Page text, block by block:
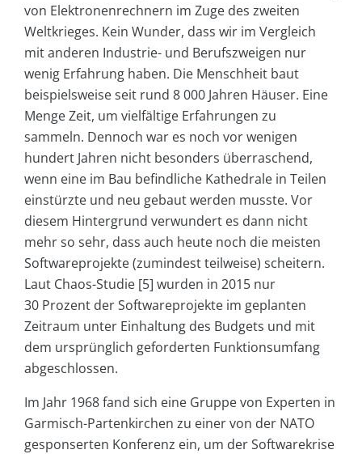
von Elektronenrechnern im Zuge des zweiten
Weltkrieges. Kein Wunder, dass wir im Vergleich
mit anderen Industrie- und Berufszweigen nur
wenig Erfahrung haben. Die Menschheit baut
beispielsweise seit rund 8 000 Jahren Häuser. Eine
Menge Zeit, um vielfältige Erfahrungen zu
sammeln. Dennoch war es noch vor wenigen
hundert Jahren nicht besonders überraschend,
wenn eine im Bau befindliche Kathedrale in Teilen
einstürzte und neu gebaut werden musste. Vor
diesem Hintergrund verwundert es dann nicht
mehr so sehr, dass auch heute noch die meisten
Softwareprojekte (zumindest teilweise) scheitern.
Laut Chaos-Studie [5] wurden in 2015 nur
30 Prozent der Softwareprojekte im geplanten
Zeitraum unter Einhaltung des Budgets und mit
dem ursprünglich geforderten Funktionsumfang
abgeschlossen.
Im Jahr 1968 fand sich eine Gruppe von Experten in
Garmisch-Partenkirchen zu einer von der NATO
gesponserten Konferenz ein, um der Softwarekrise